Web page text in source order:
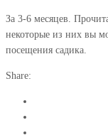
За 3-6 месяцев.
некоторые из них вы
посещения садика.
Share: